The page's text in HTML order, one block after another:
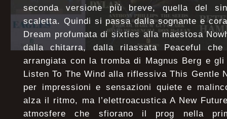
seconda versione più breve, quella del
scaletta. Quindi si passa dalla sognante e
Dream profumata di sixties alla maestosa
dalla chitarra, dalla rilassata Peaceful
arrangiata con la tromba di Magnus Berg e
Listen To The Wind alla riflessiva This Gentle
per impressioni e sensazioni quiete e
alza il ritmo, ma l’elettroacustica A New
atmosfere che sfiorano il prog nella